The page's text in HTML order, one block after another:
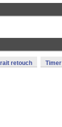
retouch Timer